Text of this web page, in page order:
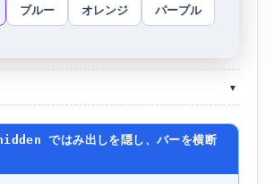
ブルー オレンジ パープル
▼
ではみ出しを隠し、バーを横断